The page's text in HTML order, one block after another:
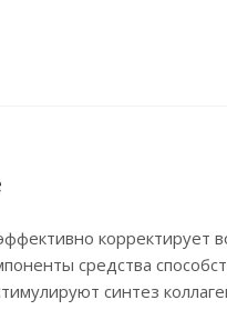
корректирует
средства
синтез